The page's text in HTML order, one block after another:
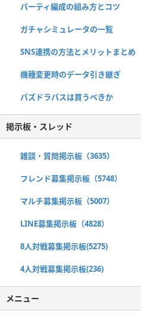
パーティ編成の組み方とコツ
ガチャシミュレータの一覧
SNS連携の方法とメリットまとめ
機種変更時のデータ引き継ぎ
パズドラパスは買うべきか
掲示板・スレッド
雑談・質問掲示板（3635）
フレンド募集掲示板（5748）
マルチ募集掲示板（5007）
LINE募集掲示板（4828）
8人対戦募集掲示板(5275)
4人対戦募集掲示板(236)
メニュー